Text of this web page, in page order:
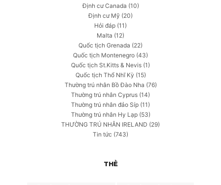
Định cư Canada (10)
Định cư Mỹ (20)
Hỏi đáp (11)
Malta (12)
Quốc tịch Grenada (22)
Quốc tịch Montenegro (43)
Quốc tịch St.Kitts & Nevis (1)
Quốc tịch Thổ Nhĩ Kỳ (15)
Thường trú nhân Bồ Đào Nha (76)
Thường trú nhân Cyprus (14)
Thường trú nhân đảo Síp (11)
Thường trú nhân Hy Lạp(53)
THƯỜNG TRÚ NHÂN IRELAND (29)
Tin tức (743)
THẺ